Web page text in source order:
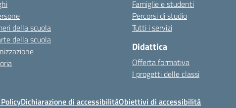
della scuola
della scuola
Famiglie e studenti
Percorsi di studio
Tutti i servizi
Didattica
Offerta formativa
I progetti delle classi
Dichiarazione di accessibilitàObiettivi di accessibilità